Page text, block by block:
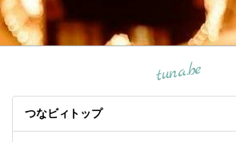
tuna.be
つなビィトップ